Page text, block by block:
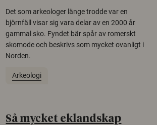
Det som arkeologer länge trodde var en
björnfäll visar sig vara delar av en 2000 år
gammal sko. Fyndet bär spår av romerskt
skomode och beskrivs som mycket ovanligt i
Norden.
Arkeologi
Så mycket eklandskap